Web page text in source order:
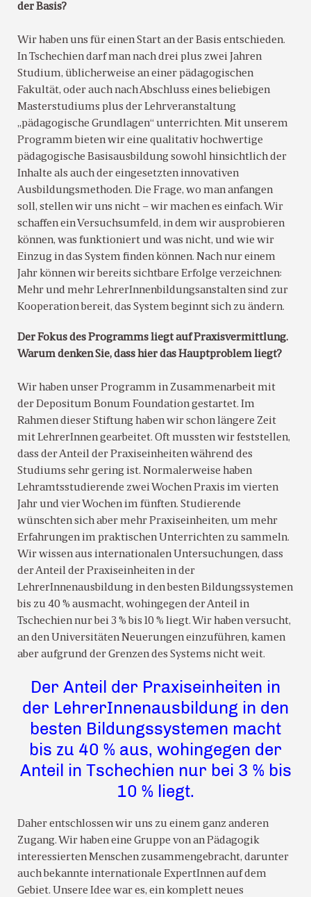
der Basis?
Wir haben uns für einen Start an der Basis entschieden.
In Tschechien darf man nach drei plus zwei Jahren
Studium, üblicherweise an einer pädagogischen
Fakultät, oder auch nach Abschluss eines beliebigen
Masterstudiums plus der Lehrveranstaltung
„pädagogische Grundlagen“ unterrichten. Mit unserem
Programm bieten wir eine qualitativ hochwertige
pädagogische Basisausbildung sowohl hinsichtlich der
Inhalte als auch der eingesetzten innovativen
Ausbildungsmethoden. Die Frage, wo man anfangen
soll, stellen wir uns nicht – wir machen es einfach. Wir
schaffen ein Versuchsumfeld, in dem wir ausprobieren
können, was funktioniert und was nicht, und wie wir
Einzug in das System finden können. Nach nur einem
Jahr können wir bereits sichtbare Erfolge verzeichnen:
Mehr und mehr LehrerInnenbildungsanstalten sind zur
Kooperation bereit, das System beginnt sich zu ändern.
Der Fokus des Programms liegt auf Praxisvermittlung.
Warum denken Sie, dass hier das Hauptproblem liegt?
Wir haben unser Programm in Zusammenarbeit mit
der Depositum Bonum Foundation gestartet. Im
Rahmen dieser Stiftung haben wir schon längere Zeit
mit LehrerInnen gearbeitet. Oft mussten wir feststellen,
dass der Anteil der Praxiseinheiten während des
Studiums sehr gering ist. Normalerweise haben
Lehramtsstudierende zwei Wochen Praxis im vierten
Jahr und vier Wochen im fünften. Studierende
wünschten sich aber mehr Praxiseinheiten, um mehr
Erfahrungen im praktischen Unterrichten zu sammeln.
Wir wissen aus internationalen Untersuchungen, dass
der Anteil der Praxiseinheiten in der
LehrerInnenausbildung in den besten Bildungssystemen
bis zu 40 % ausmacht, wohingegen der Anteil in
Tschechien nur bei 3 % bis 10 % liegt. Wir haben versucht,
an den Universitäten Neuerungen einzuführen, kamen
aber aufgrund der Grenzen des Systems nicht weit.
Der Anteil der Praxiseinheiten in
der LehrerInnenausbildung in den
besten Bildungssystemen macht
bis zu 40 % aus, wohingegen der
Anteil in Tschechien nur bei 3 % bis
10 % liegt.
Daher entschlossen wir uns zu einem ganz anderen
Zugang. Wir haben eine Gruppe von an Pädagogik
interessierten Menschen zusammengebracht, darunter
auch bekannte internationale ExpertInnen auf dem
Gebiet. Unsere Idee war es, ein komplett neues